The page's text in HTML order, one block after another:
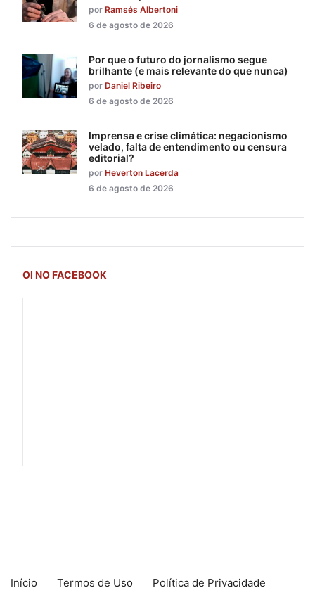
por Ramsés Albertoni
6 de agosto de 2026
Por que o futuro do jornalismo segue
brilhante (e mais relevante do que nunca)
por Daniel Ribeiro
6 de agosto de 2026
Imprensa e crise climática: negacionismo
velado, falta de entendimento ou censura
editorial?
por Heverton Lacerda
6 de agosto de 2026
OI NO FACEBOOK
Início Termos de Uso Política de Privacidade